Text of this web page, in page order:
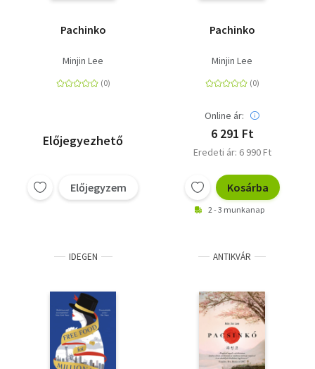
Pachinko
Minjin Lee
Előjegyezhető
Előjegyzem
Pachinko
Minjin Lee
Online ár:
6 291 Ft
Eredeti ár: 6 990 Ft
Kosárba
2 - 3 munkanap
IDEGEN ANTIKVÁR